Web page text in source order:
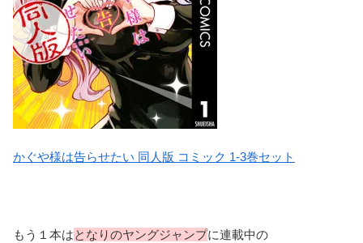
かぐや様は告らせたい 同人版 コミック 1-3巻セット
もう１本はとなりのヤングジャンプに連載中の